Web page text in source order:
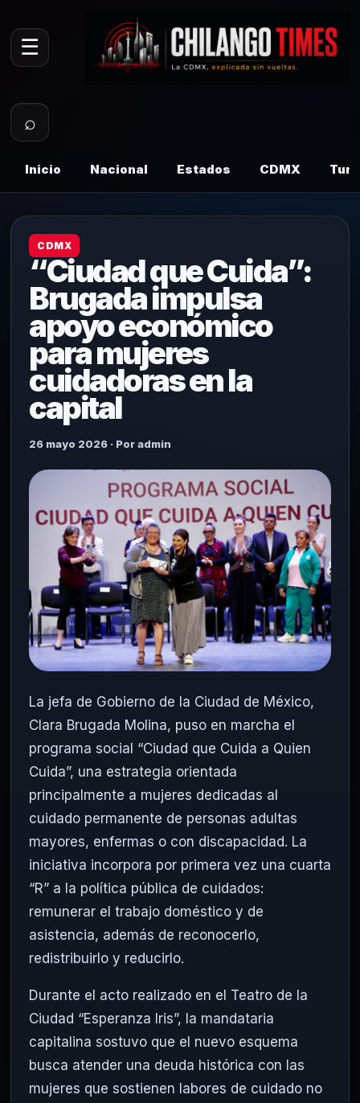
☰
⌕
Inicio Nacional Estados CDMX
CDMX
“Ciudad que Cuida”:
Brugada impulsa
apoyo económico
para mujeres
cuidadoras en la
capital
26 mayo 2026 · Por admin
La jefa de Gobierno de la Ciudad de México,
Clara Brugada Molina, puso en marcha el
programa social “Ciudad que Cuida a Quien
Cuida”, una estrategia orientada
principalmente a mujeres dedicadas al
cuidado permanente de personas adultas
mayores, enfermas o con discapacidad. La
iniciativa incorpora por primera vez una cuarta
“R” a la política pública de cuidados:
remunerar el trabajo doméstico y de
asistencia, además de reconocerlo,
redistribuirlo y reducirlo.
Durante el acto realizado en el Teatro de la
Ciudad “Esperanza Iris”, la mandataria
capitalina sostuvo que el nuevo esquema
busca atender una deuda histórica con las
mujeres que sostienen labores de cuidado no